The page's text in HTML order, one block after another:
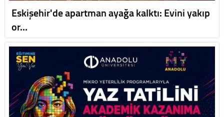
Eskişehir'de apartman ayağa kalktı: Evini yakıp
or…